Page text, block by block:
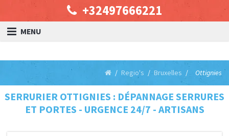
+32497666221
MENU
Regio's Bruxelles Ottignies
SERRURIER OTTIGNIES : DÉPANNAGE SERRURES
ET PORTES - URGENCE 24/7 - ARTISANS